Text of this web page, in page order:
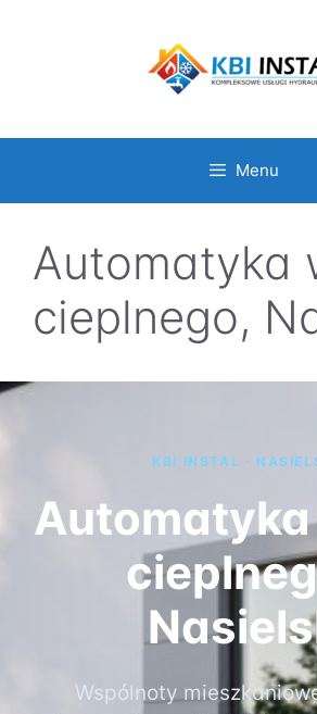
Menu
Automatyka
cieplnego,
KBI INSTAL ·
Automatyka
Wspólnoty